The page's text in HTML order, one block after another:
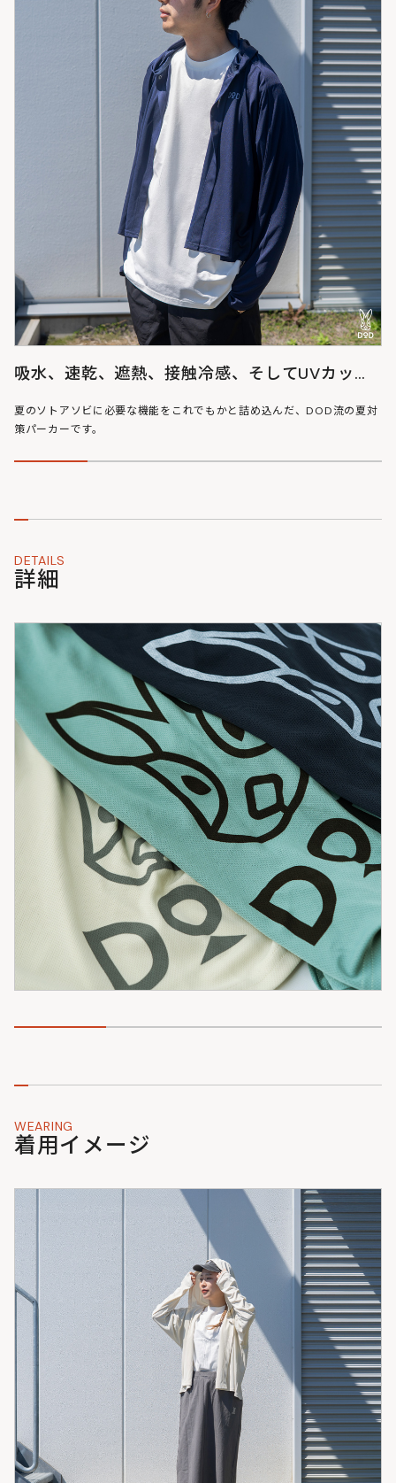
吸水、速乾、遮熱、接触冷感、そしてUVカッ
ト。
夏のソトアソビに必要な機能をこれでもかと詰め込んだ、DOD流の夏対
策パーカーです。
DETAILS
詳細
WEARING
着用イメージ